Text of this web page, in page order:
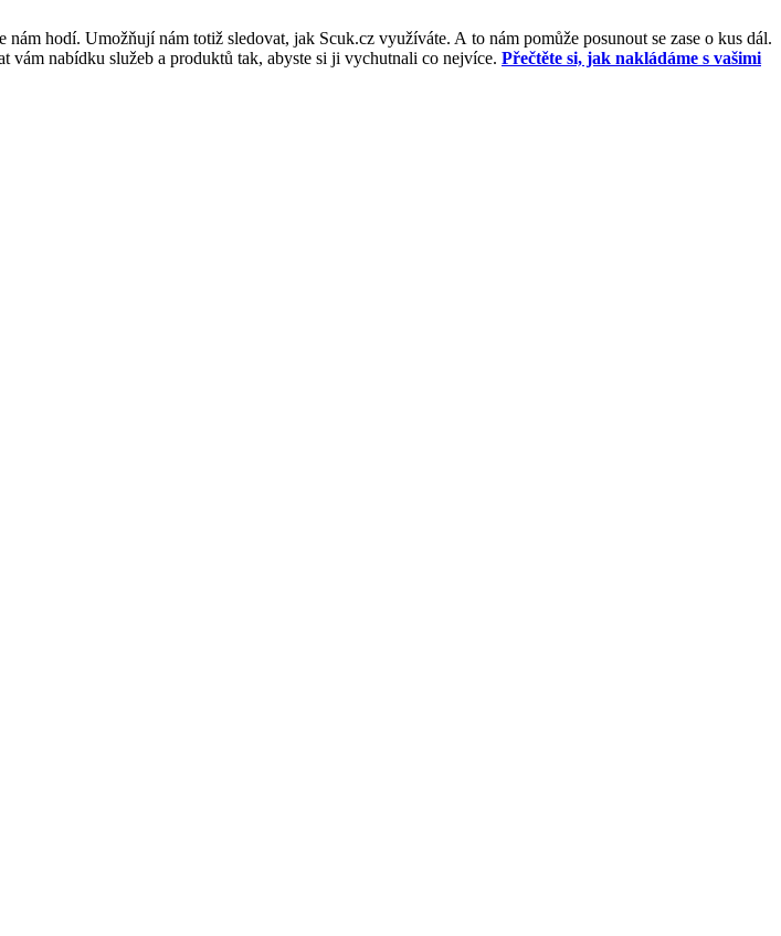
hodí. Umožňují nám totiž sledovat, jak Scuk.cz využíváte. A to nám pomůže posunout se zase o kus dál.
vám nabídku služeb a produktů tak, abyste si ji vychutnali co nejvíce. Přečtěte si, jak nakládáme s vašimi